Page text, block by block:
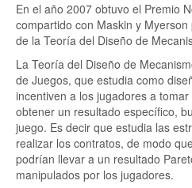
En el año 2007 obtuvo el Premio
compartido con Maskin y
de la Teoría del Diseño de
La Teoría del Diseño de
de Juegos, que estudia como
incentiven a los jugadores a
obtener un resultado específico,
juego. Es decir que estudia las
realizar los contratos, de modo
podrían llevar a un resultado
manipulados por los jugadores.